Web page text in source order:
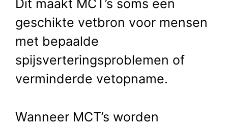
Dit maakt MCT’s soms een
geschikte vetbron voor mensen
met bepaalde
spijsverteringsproblemen of
verminderde vetopname.
Wanneer MCT’s worden